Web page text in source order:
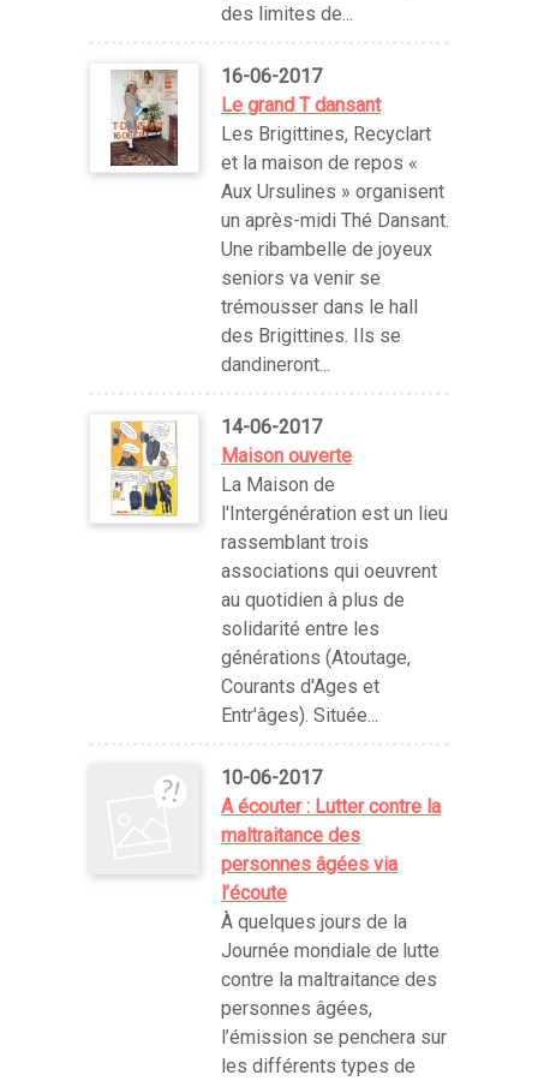
des limites de...
16-06-2017
Le grand T dansant
Les Brigittines, Recyclart
et la maison de repos «
Aux Ursulines » organisent
un après-midi Thé Dansant.
Une ribambelle de joyeux
seniors va venir se
trémousser dans le hall
des Brigittines. Ils se
dandineront...
14-06-2017
Maison ouverte
La Maison de
l'Intergénération est un lieu
rassemblant trois
associations qui oeuvrent
au quotidien à plus de
solidarité entre les
générations (Atoutage,
Courants d'Ages et
Entr'âges). Située...
10-06-2017
A écouter : Lutter contre la
maltraitance des
personnes âgées via
l’écoute
À quelques jours de la
Journée mondiale de lutte
contre la maltraitance des
personnes âgées,
l’émission se penchera sur
les différents types de